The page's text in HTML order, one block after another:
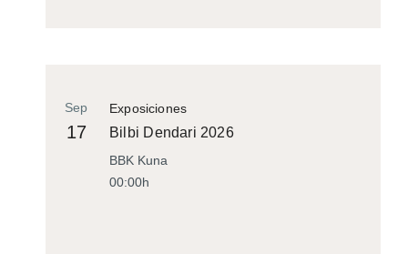
Exposiciones
Sep
17 Bilbi Dendari 2026
BBK Kuna
00:00h